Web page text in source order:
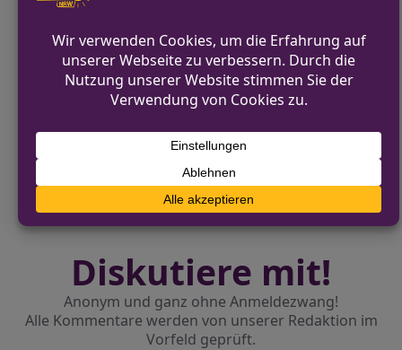
VORHERIGER BEITRAG
Overath: Unbekannte stehlen 30
Werkzeugmaschinen aus Lagerhalle
NÄCHSTER BEITRAG
Alkoholeinfluss
Diskutiere mit!
Anonym und ganz ohne Anmeldezwang!
Alle Kommentare werden von unserer Redaktion im
Vorfeld geprüft.